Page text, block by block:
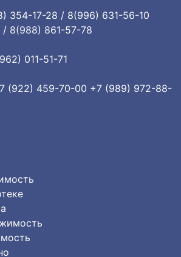
354-17-28 / 8(996) 631-56-10
8(988) 861-57-78
011-51-71
(922) 459-70-00 +7 (989) 972-88-